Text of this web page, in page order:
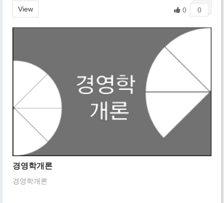
View 0
0
경영학개론
경영학개론